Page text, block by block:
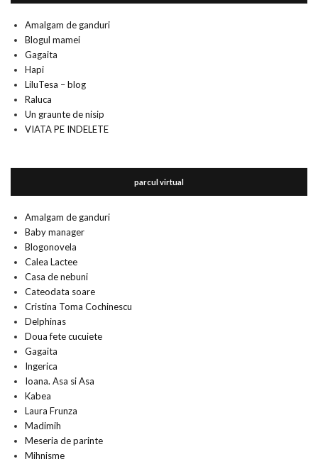
Amalgam de ganduri
Blogul mamei
Gagaita
Hapi
LiluTesa – blog
Raluca
Un graunte de nisip
VIATA PE INDELETE
parcul virtual
Amalgam de ganduri
Baby manager
Blogonovela
Calea Lactee
Casa de nebuni
Cateodata soare
Cristina Toma Cochinescu
Delphinas
Doua fete cucuiete
Gagaita
Ingerica
Ioana. Asa si Asa
Kabea
Laura Frunza
Madimih
Meseria de parinte
Mihnisme